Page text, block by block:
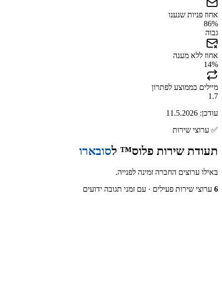
אחוז פניות שנענו
86%
גבוה
אחוז ללא מענה
14%
מיילים בממוצע לפתרון
1.7
עודכן: 11.5.2026
✅ ערוצי שירות
תעודת שירות פלוס™ לסובארו
באילו ערוצים החברה זמינה לפנייה.
6 ערוצי שירות פעילים · עם זמני תגובה ידועים